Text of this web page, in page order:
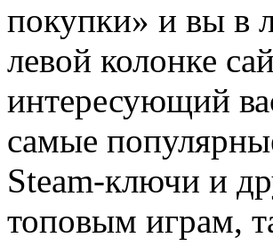
покупки» и вы в
левой колонке
интересующий
самые
Steam-ключи и
топовым играм,